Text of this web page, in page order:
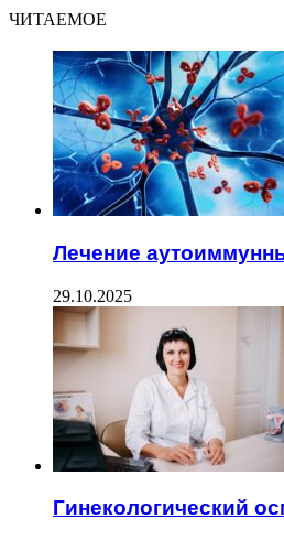
ЧИТАЕМОЕ
Лечение
29.10.2025
Гинекологический